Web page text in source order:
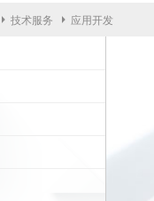
技术服务 应用开发